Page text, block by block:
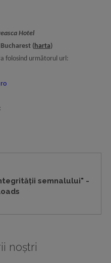
Hotel
(harta)
folosind următorul url:
semnalului" -
noștri